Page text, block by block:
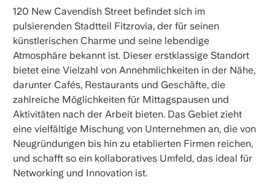
120 New Cavendish Street befindet sich im
pulsierenden Stadtteil Fitzrovia, der für seinen
künstlerischen Charme und seine lebendige
Atmosphäre bekannt ist. Dieser erstklassige Standort
bietet eine Vielzahl von Annehmlichkeiten in der Nähe,
darunter Cafés, Restaurants und Geschäfte, die
zahlreiche Möglichkeiten für Mittagspausen und
Aktivitäten nach der Arbeit bieten. Das Gebiet zieht
eine vielfältige Mischung von Unternehmen an, die von
Neugründungen bis hin zu etablierten Firmen reichen,
und schafft so ein kollaboratives Umfeld, das ideal für
Networking und Innovation ist.